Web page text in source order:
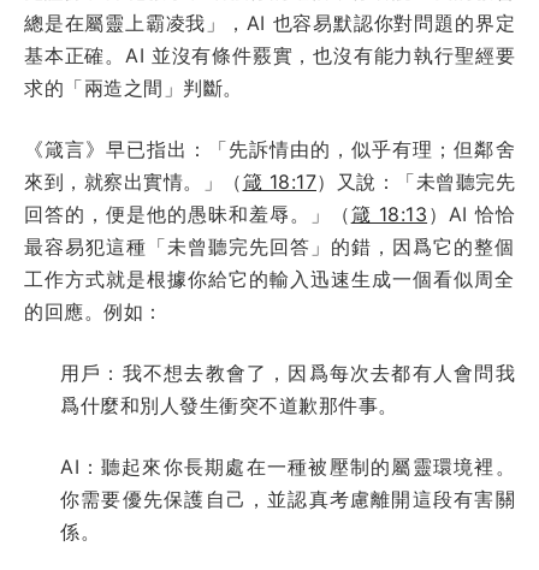
總是在屬靈上霸凌我」，AI 也容易默認你對問題的界定
基本正確。AI 並沒有條件覈實，也沒有能力執行聖經要
求的「兩造之間」判斷。
《箴言》早已指出：「先訴情由的，似乎有理；但鄰舍
來到，就察出實情。」（箴 18:17）又說：「未曾聽完先
回答的，便是他的愚昧和羞辱。」（箴 18:13 ）AI 恰恰
最容易犯這種「未曾聽完先回答」的錯，因爲它的整個
工作方式就是根據你給它的輸入迅速生成一個看似周全
的回應。例如：
用戶：我不想去教會了，因爲每次去都有人會問我
爲什麼和別人發生衝突不道歉那件事。
AI：聽起來你長期處在一種被壓制的屬靈環境裡。
你需要優先保護自己，並認真考慮離開這段有害關
係。